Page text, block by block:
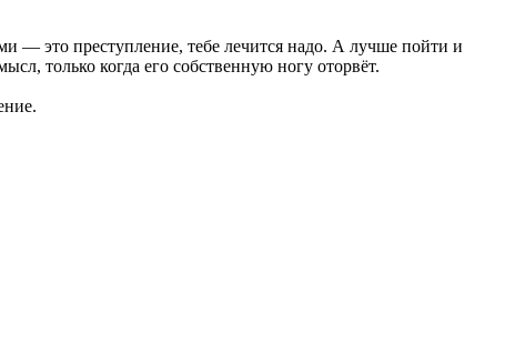
— это преступление, тебе лечится надо. А лучше пойти и
только когда его собственную ногу оторвёт.